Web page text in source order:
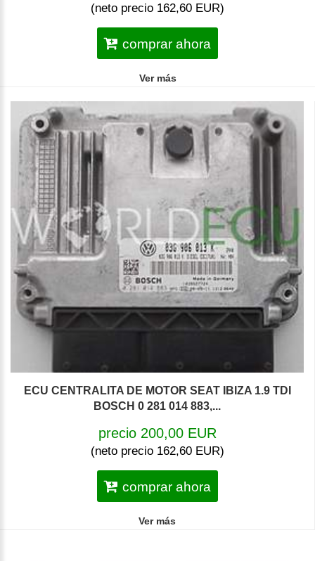
(neto precio 162,60 EUR)
comprar ahora
Ver más
ECU CENTRALITA DE MOTOR SEAT IBIZA 1.9 TDI
BOSCH 0 281 014 883,...
precio 200,00 EUR
(neto precio 162,60 EUR)
comprar ahora
Ver más